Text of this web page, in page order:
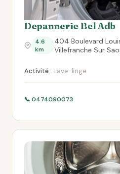
Depannerie Bel Adb
4.6
km
404 Boulevard
Villefranche Sur
Activité : Lave-linge
📞 0474090073